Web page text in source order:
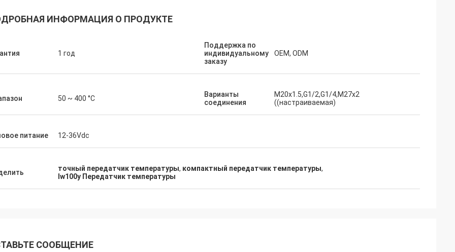
ИНФОРМАЦИЯ О ПРОДУКТЕ
1 год
Поддержка по
индивидуальному
заказу
OEM, ODM
50 ~ 400 °C
Варианты
соединения
М20х1.5,G1/2,G1/4,M27x2
((настраиваемая)
питание 12-36Vdc
точный передатчик температуры, компактный передатчик температуры,
Iw100y Передатчик температуры
СООБЩЕНИЕ